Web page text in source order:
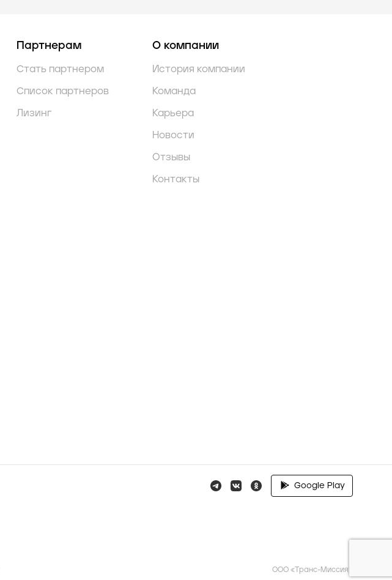
Партнерам
Стать партнером
Список партнеров
Лизинг
О компании
История компании
Команда
Карьера
Новости
Отзывы
Контакты
Google Play
ООО «Транс-Миссия»